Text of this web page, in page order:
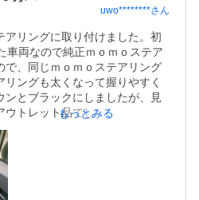
uwo********さん
アリングに取り付けました。初
車両なので純正ｍｏｍｏステア
で、同じｍｏｍｏステアリング
ングも太くなって握りやすく
ンとブラックにしましたが、見
トレット品でしたが、何も問
もっとみる